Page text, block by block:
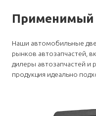
Применимый
Наши автомобильные
рынков автозапчастей,
дилеры автозапчастей
продукция идеально